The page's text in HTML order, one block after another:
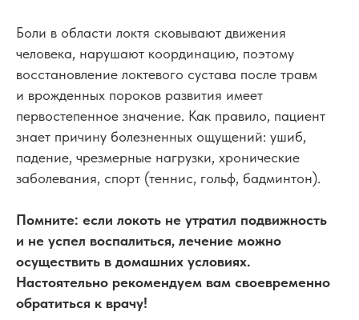
Боли в области локтя сковывают движения
человека, нарушают координацию, поэтому
восстановление локтевого сустава после травм
и врожденных пороков развития имеет
первостепенное значение. Как правило, пациент
знает причину болезненных ощущений: ушиб,
падение, чрезмерные нагрузки, хронические
заболевания, спорт (теннис, гольф, бадминтон).
Помните: если локоть не утратил подвижность
и не успел воспалиться, лечение можно
осуществить в домашних условиях.
Настоятельно рекомендуем вам своевременно
обратиться к врачу!